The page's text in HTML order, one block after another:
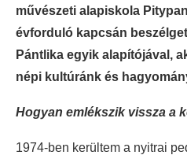
művészeti alapiskola
évforduló kapcsán
Pántlika egyik alapítójával,
népi kultúránk és
Hogyan emlékszik vissza a
1974-ben kerültem a nyitrai